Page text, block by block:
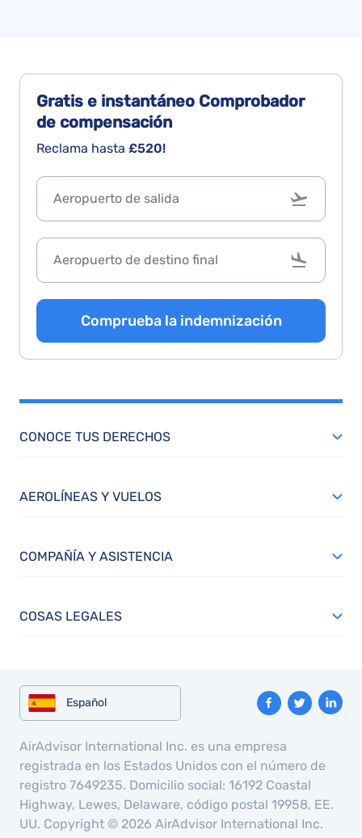
Gratis e instantáneo Comprobador
de compensación
Reclama hasta £520!
Comprueba la indemnización
CONOCE TUS DERECHOS
AEROLÍNEAS Y VUELOS
COMPAÑÍA Y ASISTENCIA
COSAS LEGALES
Español
AirAdvisor International Inc. es una empresa
registrada en los Estados Unidos con el número de
registro 7649235. Domicilio social: 16192 Coastal
Highway, Lewes, Delaware, código postal 19958, EE.
UU. Copyright © 2026 AirAdvisor International Inc.